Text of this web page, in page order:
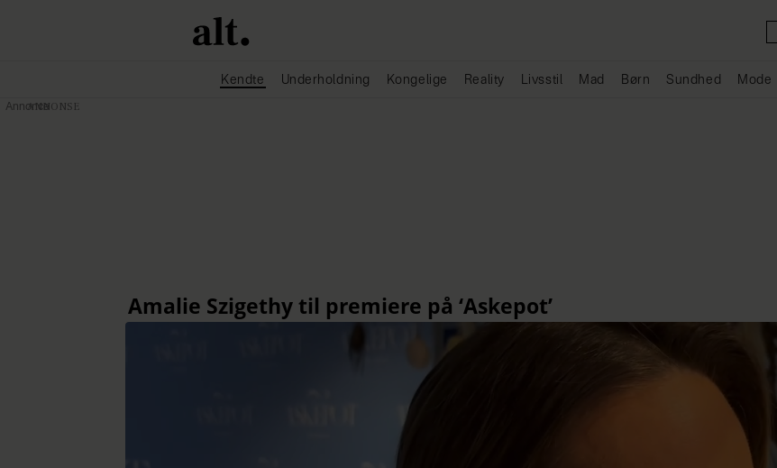
Kendte Underholdning Kongelige Reality Livsstil Mad Børn Sundhed Mode
Annonce